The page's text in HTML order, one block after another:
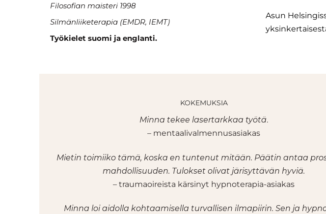
Filosofian maisteri 1998
Silmänliiketerapia (EMDR, IEMT)
Työkielet suomi ja englanti.
Asun
KOKEMUKSIA
Minna tekee lasertarkkaa työtä.
– mentaalivalmennusasiakas
Mietin toimiiko tämä, koska en tuntenut mitään. Päätin antaa
mahdollisuuden. Tulokset olivat järisyttävän hyviä.
– traumaoireista kärsinyt hypnoterapia-asiakas
Minna loi aidolla kohtaamisella turvallisen ilmapiirin. Sen ja